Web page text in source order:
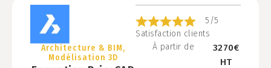
Architecture & BIM,
Modélisation 3D
5/5
Satisfaction clients
À partir de
3270€
HT